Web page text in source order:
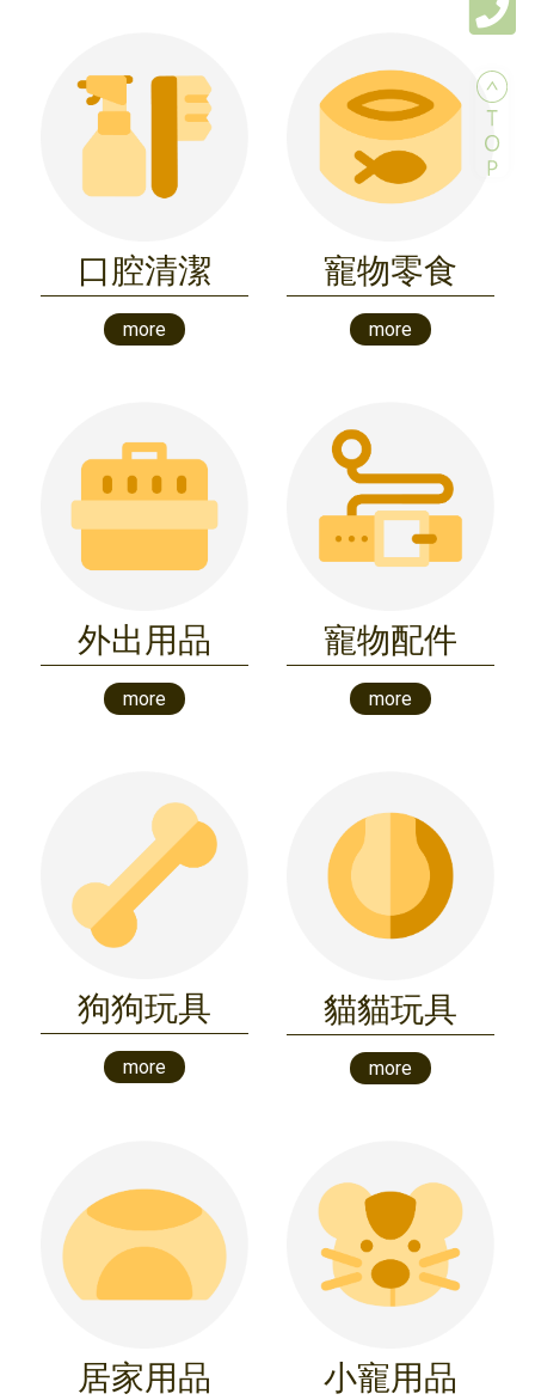
口腔清潔
more
寵物零食
more
外出用品
more
寵物配件
more
狗狗玩具
more
貓貓玩具
more
居家用品 小寵用品